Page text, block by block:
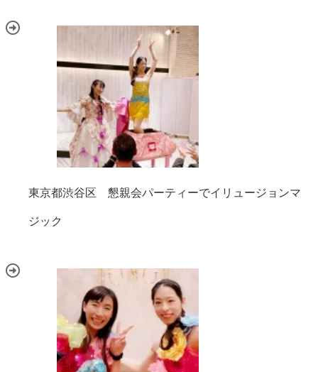
東京都渋谷区 懇親会パーティーでイリュージョンマ
ジック